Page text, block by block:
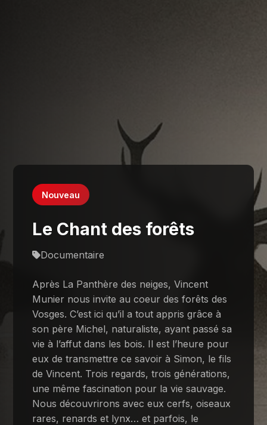
Nouveau
Le Chant des forêts
Documentaire
Après La Panthère des neiges, Vincent
Munier nous invite au coeur des forêts des
Vosges. C’est ici qu’il a tout appris grâce à
son père Michel, naturaliste, ayant passé sa
vie à l’affut dans les bois. Il est l’heure pour
eux de transmettre ce savoir à Simon, le fils
de Vincent. Trois regards, trois générations,
une même fascination pour la vie sauvage.
Nous découvrirons avec eux cerfs, oiseaux
rares, renards et lynx… et parfois, le